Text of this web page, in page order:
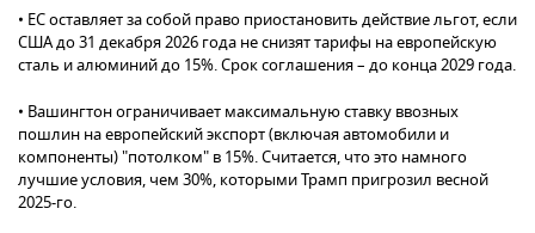
• ЕС оставляет за собой право приостановить действие льгот, если
США до 31 декабря 2026 года не снизят тарифы на европейскую
сталь и алюминий до 15%. Срок соглашения – до конца 2029 года.
• Вашингтон ограничивает максимальную ставку ввозных
пошлин на европейский экспорт (включая автомобили и
компоненты) "потолком" в 15%. Считается, что это намного
лучшие условия, чем 30%, которыми Трамп пригрозил весной
2025-го.